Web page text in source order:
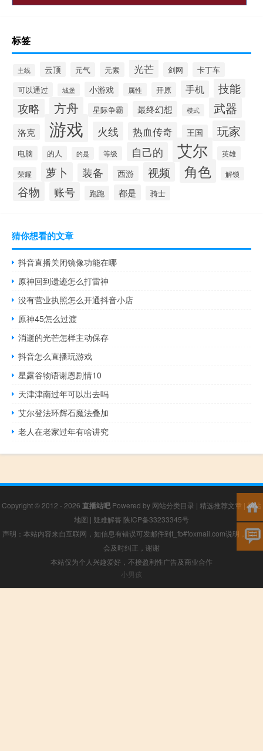
标签
主线 云顶 元气 元素 光芒 剑网
卡丁车
可以通过
城堡 小游戏 属性 开原 手机
技能
攻略
方舟 星际争霸 最终幻想 模式 武器
洛克 游戏 火线 热血传奇 王国 玩家
电脑 的人 的是 等级 自己的 艾尔 英雄
荣耀 萝卜 装备 西游 视频 角色 解锁
谷物 账号 跑跑 都是 骑士
猜你想看的文章
抖音直播关闭镜像功能在哪
原神回到遗迹怎么打雷神
没有营业执照怎么开通抖音小店
原神45怎么过渡
消逝的光芒怎样主动保存
抖音怎么直播玩游戏
星露谷物语谢恩剧情10
天津津南过年可以出去吗
艾尔登法环辉石魔法叠加
老人在老家过年有啥讲究
Copyright © 2012 - 2026 直播站吧 Powered by 网站分类目录 | 精选推荐文章 |网站
地图 | 疑难解答 陕ICP备33233345号
声明：本站内容来自互联网，如信息有错误可发邮件到f_fb#foxmail.com说明，我们
会及时纠正，谢谢
本站仅为个人兴趣爱好，不接盈利性广告及商业合作
小男孩